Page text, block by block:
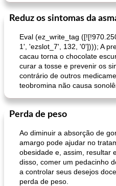
Reduz os sintomas da
Eval (ez_write_tag
1', 'ezslot_7', 132, '0']))); A
cacau torna o chocolate
curar a tosse e prevenir os
contrário de outros
teobromina não causa
Perda de peso
Ao diminuir a absorção de
amargo pode ajudar no
obesidade e, assim, resultar
disso, comer um pedacinho
a controlar seus desejos
perda de peso.